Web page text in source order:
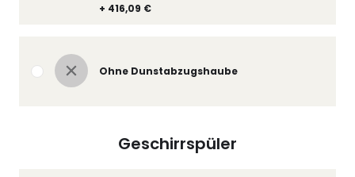
+ 416,09 €
Ohne Dunstabzugshaube
Geschirrspüler